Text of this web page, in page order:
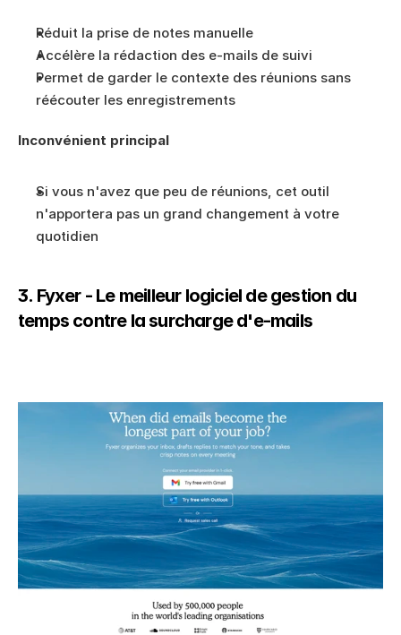
Réduit la prise de notes manuelle
Accélère la rédaction des e-mails de suivi
Permet de garder le contexte des réunions sans
réécouter les enregistrements
Inconvénient principal
Si vous n'avez que peu de réunions, cet outil
n'apportera pas un grand changement à votre
quotidien
3. Fyxer - Le meilleur logiciel de gestion du
temps contre la surcharge d'e-mails